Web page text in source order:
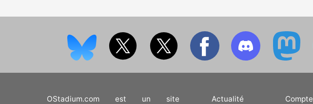
OStadium.com est un site
Actualité